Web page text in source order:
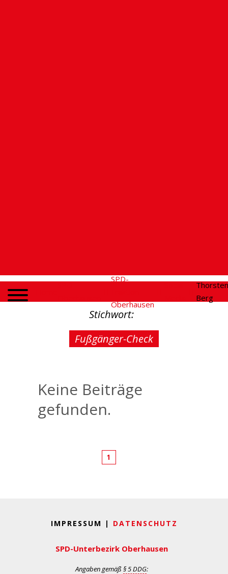
SPD-
Oberhausen
Thorsten
Berg
Stichwort:
Fußgänger-Check
Keine Beiträge
gefunden.
1
IMPRESSUM | DATENSCHUTZ
SPD-Unterbezirk Oberhausen
Angaben gemäß § 5 DDG: